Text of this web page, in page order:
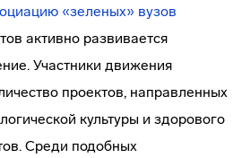
«зеленых» вузов
активно развивается
Участники движения
проектов, направленных
культуры и здорового
Среди подобных